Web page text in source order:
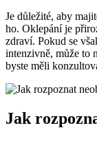
Je důležité, aby
ho. Oklepání je
zdraví. Pokud se
intenzivně, může to
byste měli
Jak